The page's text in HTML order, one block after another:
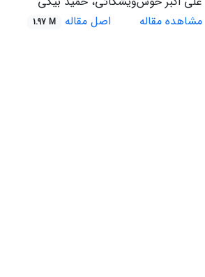
مشاهده مقاله
اصل مقاله 1.97 M